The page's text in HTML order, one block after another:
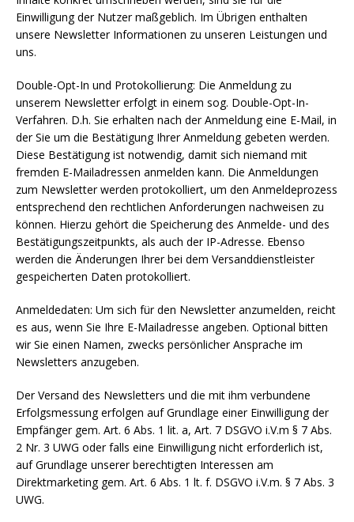
Einwilligung der Nutzer maßgeblich. Im Übrigen enthalten
unsere Newsletter Informationen zu unseren Leistungen und
uns.
Double-Opt-In und Protokollierung: Die Anmeldung zu
unserem Newsletter erfolgt in einem sog. Double-Opt-In-
Verfahren. D.h. Sie erhalten nach der Anmeldung eine E-Mail, in
der Sie um die Bestätigung Ihrer Anmeldung gebeten werden.
Diese Bestätigung ist notwendig, damit sich niemand mit
fremden E-Mailadressen anmelden kann. Die Anmeldungen
zum Newsletter werden protokolliert, um den Anmeldeprozess
entsprechend den rechtlichen Anforderungen nachweisen zu
können. Hierzu gehört die Speicherung des Anmelde- und des
Bestätigungszeitpunkts, als auch der IP-Adresse. Ebenso
werden die Änderungen Ihrer bei dem Versanddienstleister
gespeicherten Daten protokolliert.
Anmeldedaten: Um sich für den Newsletter anzumelden, reicht
es aus, wenn Sie Ihre E-Mailadresse angeben. Optional bitten
wir Sie einen Namen, zwecks persönlicher Ansprache im
Newsletters anzugeben.
Der Versand des Newsletters und die mit ihm verbundene
Erfolgsmessung erfolgen auf Grundlage einer Einwilligung der
Empfänger gem. Art. 6 Abs. 1 lit. a, Art. 7 DSGVO i.V.m § 7 Abs.
2 Nr. 3 UWG oder falls eine Einwilligung nicht erforderlich ist,
auf Grundlage unserer berechtigten Interessen am
Direktmarketing gem. Art. 6 Abs. 1 lt. f. DSGVO i.V.m. § 7 Abs. 3
UWG.